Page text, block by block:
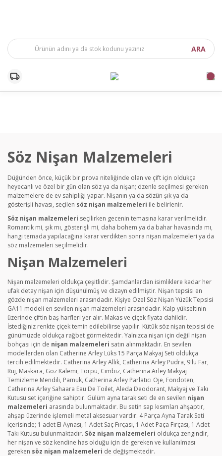
ARA
Söz Nişan Malzemeleri
Düğünden önce, küçük bir prova niteliğinde olan ve çift için oldukça
heyecanlı ve özel bir gün olan söz ya da nişan; özenle seçilmesi gereken
malzemelere de ev sahipliği yapar. Nişanın ya da sözün şık ya da
gösterişli havası, seçilen söz nişan malzemeleri ile belirlenir.
Söz nişan malzemeleri seçilirken gecenin temasına karar verilmelidir.
Romantik mi, şık mı, gösterişli mi, daha bohem ya da bahar havasında mı,
hangi temada yapılacağına karar verdikten sonra nişan malzemeleri ya da
söz malzemeleri seçilmelidir.
Nişan Malzemeleri
Nişan malzemeleri oldukça çeşitlidir. Şamdanlardan isimliklere kadar her
ufak detay nişan için düşünülmüş ve dizayn edilmiştir. Nişan tepsisi en
gözde nişan malzemeleri arasındadır. Kişiye Özel Söz Nişan Yüzük Tepsisi
GA11 modeli en sevilen nişan malzemeleri arasındadır. Kalp yükseltinin
üzerinde çiftin baş harfleri yer alır. Makas ve çiçek fiyata dahildir.
İstediğiniz renkte çiçek temin edilebilirse yapılır. Kütük söz nişan tepsisi de
günümüzde oldukça rağbet görmektedir. Yalnızca nişan için değil nişan
bohçası için de nişan malzemeleri satın alınmaktadır. En sevilen
modellerden olan Catherine Arley Lüks 15 Parça Makyaj Seti oldukça
tercih edilmektedir. Catherina Arley Allık, Catherina Arley Pudra, 9'lu Far,
Ruj, Maskara, Göz Kalemi, Törpü, Cımbız, Catherina Arley Makyaj
Temizleme Mendili, Pamuk, Catherina Arley Parlatıcı Oje, Fondoten,
Catherina Arley Sahaara Eau De Toilet, Aleda Deodorant, Makyaj ve Takı
Kutusu set içeriğine sahiptir. Gülüm ayna tarak seti de en sevilen nişan
malzemeleri arasında bulunmaktadır. Bu setin sap kısımları ahşaptır,
ahşap üzerinde işlemeli metal aksesuar vardır. 4 Parça Ayna Tarak Seti
içerisinde; 1 adet El Aynası, 1 Adet Saç Fırçası, 1 Adet Paça Fırçası, 1 Adet
Takı Kutusu bulunmaktadır. Söz nişan malzemeleri oldukça zengindir,
her nişan ve söz kendine has olduğu için de gereken ve kullanılması
gereken söz nişan malzemeleri de değişmektedir.